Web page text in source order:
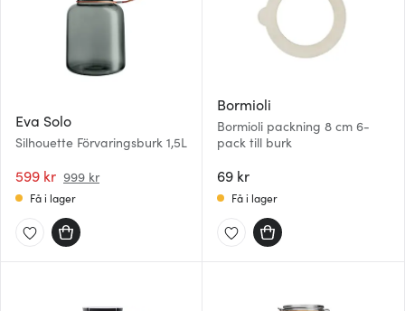
Eva Solo
Silhouette Förvaringsburk 1,5L
599 kr 999 kr
Få i lager
Bormioli
Bormioli packning 8 cm 6-
pack till burk
69 kr
Få i lager